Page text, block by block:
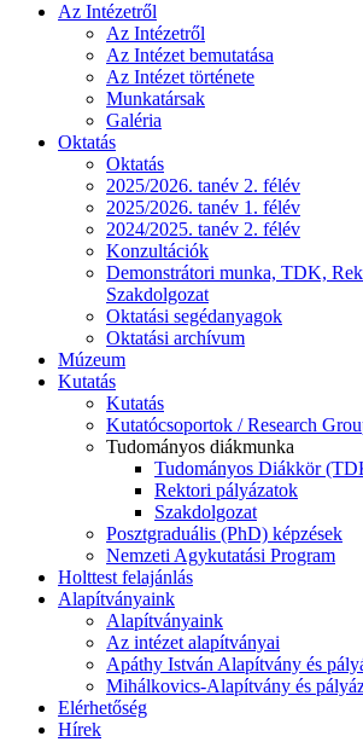
Az Intézetről
Az Intézetről
Az Intézet bemutatása
Az Intézet története
Munkatársak
Galéria
Oktatás
Oktatás
2025/2026. tanév 2. félév
2025/2026. tanév 1. félév
2024/2025. tanév 2. félév
Konzultációk
Demonstrátori munka, TDK,
Szakdolgozat
Oktatási segédanyagok
Oktatási archívum
Múzeum
Kutatás
Kutatás
Kutatócsoportok / Research
Tudományos diákmunka
Tudományos Diákkör
Rektori pályázatok
Szakdolgozat
Posztgraduális (PhD) képzések
Nemzeti Agykutatási Program
Holttest felajánlás
Alapítványaink
Alapítványaink
Az intézet alapítványai
Apáthy István Alapítvány és
Mihálkovics-Alapítvány és
Elérhetőség
Hírek